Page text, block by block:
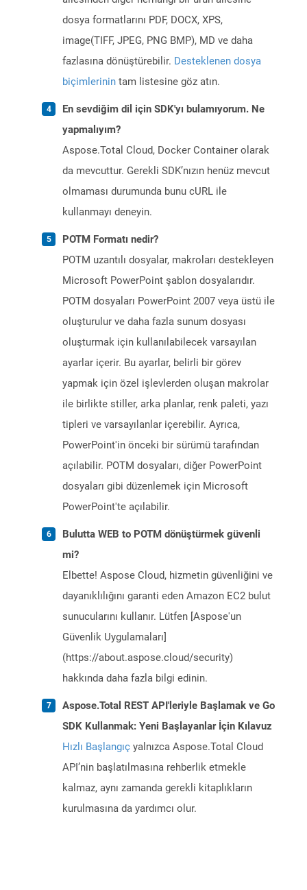
dosya formatlarını PDF, DOCX, XPS,
image(TIFF, JPEG, PNG BMP), MD ve daha
fazlasına dönüştürebilir. Desteklenen dosya
biçimlerinin tam listesine göz atın.
En sevdiğim dil için SDK'yı bulamıyorum. Ne
yapmalıyım?
Aspose.Total Cloud, Docker Container olarak
da mevcuttur. Gerekli SDK’nızın henüz mevcut
olmaması durumunda bunu cURL ile
kullanmayı deneyin.
POTM Formatı nedir?
POTM uzantılı dosyalar, makroları destekleyen
Microsoft PowerPoint şablon dosyalarıdır.
POTM dosyaları PowerPoint 2007 veya üstü ile
oluşturulur ve daha fazla sunum dosyası
oluşturmak için kullanılabilecek varsayılan
ayarlar içerir. Bu ayarlar, belirli bir görev
yapmak için özel işlevlerden oluşan makrolar
ile birlikte stiller, arka planlar, renk paleti, yazı
tipleri ve varsayılanlar içerebilir. Ayrıca,
PowerPoint'in önceki bir sürümü tarafından
açılabilir. POTM dosyaları, diğer PowerPoint
dosyaları gibi düzenlemek için Microsoft
PowerPoint'te açılabilir.
Bulutta WEB to POTM dönüştürmek güvenli
mi?
Elbette! Aspose Cloud, hizmetin güvenliğini ve
dayanıklılığını garanti eden Amazon EC2 bulut
sunucularını kullanır. Lütfen [Aspose'un
Güvenlik Uygulamaları]
(https://about.aspose.cloud/security)
hakkında daha fazla bilgi edinin.
Aspose.Total REST API'leriyle Başlamak ve Go
SDK Kullanmak: Yeni Başlayanlar İçin Kılavuz
Hızlı Başlangıç yalnızca Aspose.Total Cloud
API’nin başlatılmasına rehberlik etmekle
kalmaz, aynı zamanda gerekli kitaplıkların
kurulmasına da yardımcı olur.